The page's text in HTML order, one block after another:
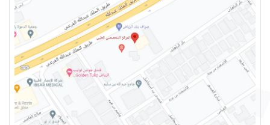
فني نظارات تويتر